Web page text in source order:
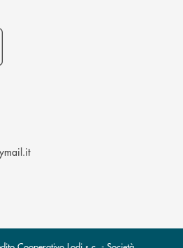
(si apre l’app di posta
l’app di posta elettronica)